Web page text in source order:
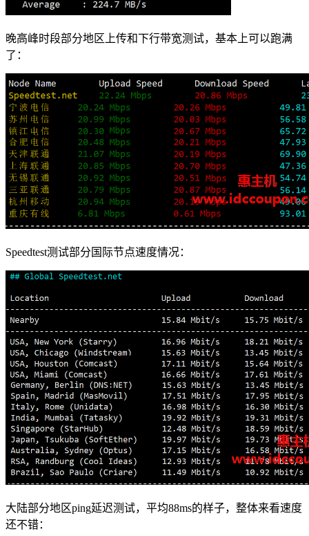
晚高峰时段部分地区上传和下行带宽测试，基本上可以跑满
了：
Speedtest测试部分国际节点速度情况：
大陆部分地区ping延迟测试，平均88ms的样子，整体来看速度
还不错：